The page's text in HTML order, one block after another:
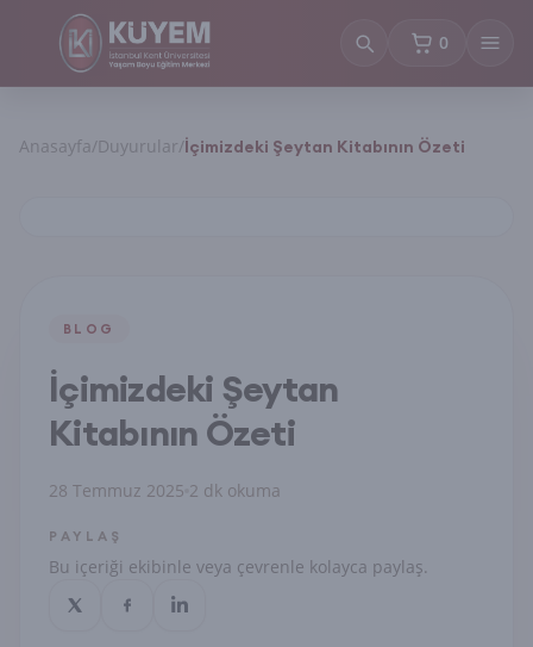
0
sepetteki
Anasayfa/Duyurular/İçimizdeki Şeytan Kitabının Özeti
BLOG
İçimizdeki Şeytan
Kitabının Özeti
28 Temmuz 2025 2 dk okuma
PAYLAŞ
Bu içeriği ekibinle veya çevrenle kolayca paylaş.